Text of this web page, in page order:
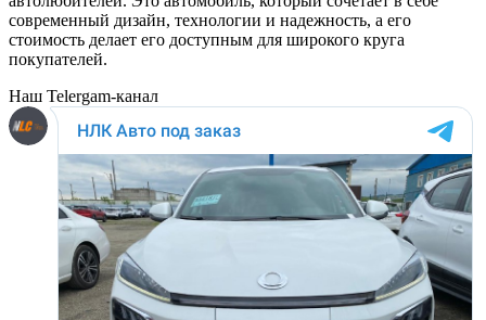
современный дизайн, технологии и надежность, а его
стоимость делает его доступным для широкого круга
покупателей.
Наш Telergam-канал